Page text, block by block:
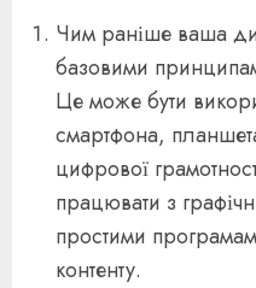
Чим раніше ваша
базовими
Це може бути
смартфона,
цифрової
працювати з
простими
контенту.